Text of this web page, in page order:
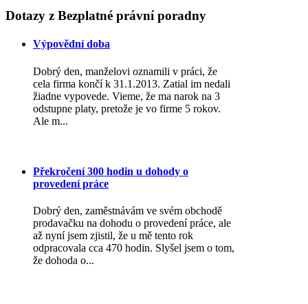
Dotazy z Bezplatné právní poradny
Výpovědní doba
Dobrý den, manželovi oznamili v práci, že
cela firma končí k 31.1.2013. Zatial im nedali
žiadne vypovede. Vieme, že ma narok na 3
odstupne platy, pretože je vo firme 5 rokov.
Ale m...
Překročení 300 hodin u dohody o
provedení práce
Dobrý den, zaměstnávám ve svém obchodě
prodavačku na dohodu o provedení práce, ale
až nyní jsem zjistil, že u mě tento rok
odpracovala cca 470 hodin. Slyšel jsem o tom,
že dohoda o...